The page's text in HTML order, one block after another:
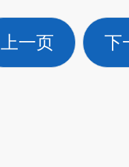
上一页 下